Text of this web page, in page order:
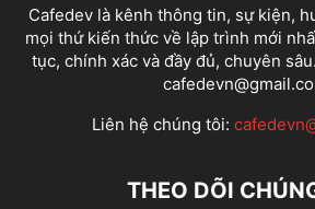
Cafedev là kênh thông tin, sự kiện,
mọi thứ kiến thức về lập trình mới
tục, chính xác và đầy đủ, chuyên
Liên hệ chúng tôi:
THEO DÕI